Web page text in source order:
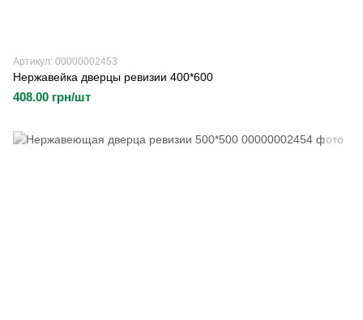
Артикул: 00000002453
Нержавейка дверцы ревизии 400*600
408.00 грн/шт